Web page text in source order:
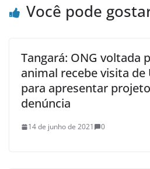
Você pode
Tangará: ONG voltada
animal recebe visita de
para apresentar
denúncia
14 de junho de 2021 0